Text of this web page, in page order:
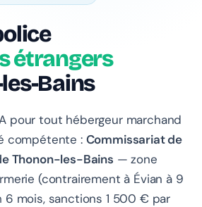
étrangers
Bains
pour tout hébergeur marchand
compétente : Commissariat de
Thonon-les-Bains — zone
(contrairement à Évian à 9
6 mois, sanctions 1 500 € par